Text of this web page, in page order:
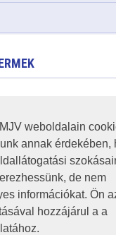
weboldalain
annak érdekében,
de nem
információkat. Ön
hozzájárul a a
I ÁLLAPOTA